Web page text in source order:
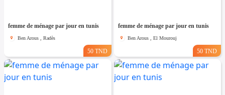
femme de ménage par jour en tunis
Ben Arous , Radès
50 TND
femme de ménage par jour en tunis
Ben Arous , El Mourouj
50 TND